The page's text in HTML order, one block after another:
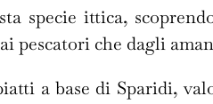
specie ittica,
pescatori che dagli
a base di Sparidi,